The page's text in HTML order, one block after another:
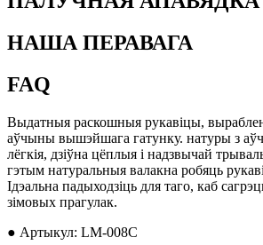
НАША ПЕРАВАГА
FAQ
Выдатныя раскошныя рукавіцы,
аўчыны вышэйшага гатунку. натуры з
лёгкія, дзіўна цёплыя і надзвычай
гэтым натуральныя валакна робяць
Ідэальна падыходзіць для таго, каб
зімовых прагулак.
● Артыкул: LM-008C